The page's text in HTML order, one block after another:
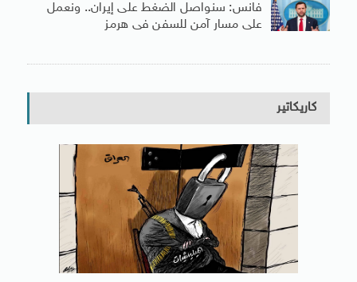
فانس: سنواصل الضغط على إيران.. ونعمل
على مسار آمن للسفن فى هرمز
كاريكاتير